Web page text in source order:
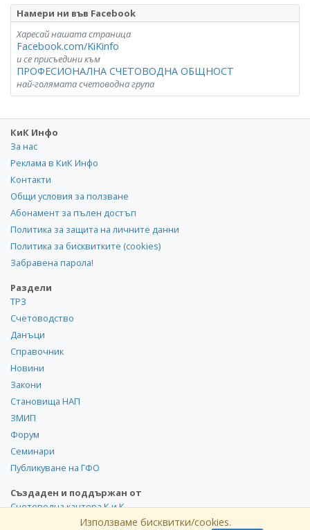
Намери ни във Facebook
Харесай нашата страница
Facebook.com/KiKinfo
и се присъедини към
ПРОФЕСИОНАЛНА СЧЕТОВОДНА ОБЩНОСТ
най-голямата счетоводна група
КиК Инфо
За нас
Реклама в КиК Инфо
Контакти
Общи условия за ползване
Абонамент за пълен достъп
Политика за защита на личните данни
Политика за бисквитките (cookies)
Забравена парола!
Раздели
ТРЗ
Счетоводство
Данъци
Справочник
Новини
Закони
Становища НАП
ЗМИП
Форум
Семинари
Публикуване на ГФО
Създаден и поддържан от
Счетоводна кантора К и К
Използваме бисквитки/cookies.